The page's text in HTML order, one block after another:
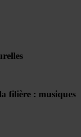
filière : musiques